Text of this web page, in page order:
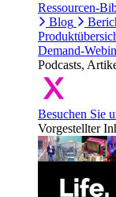
Ressourcen-
Blog
Demand-
Podcasts,
Besuchen Sie
Vorgestellter